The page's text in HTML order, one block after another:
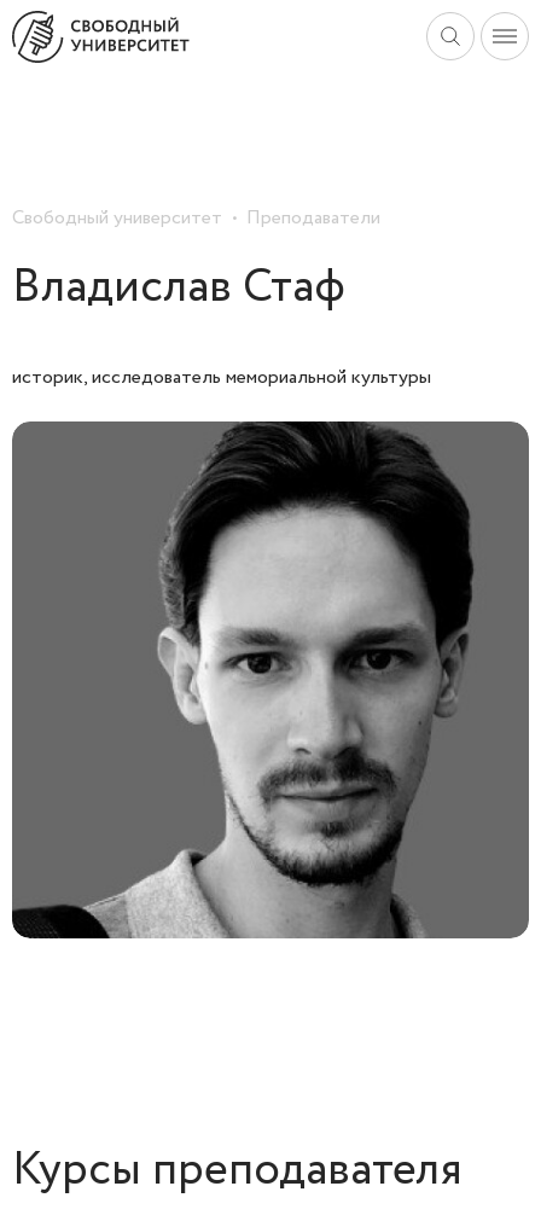
Свободный университет Преподаватели
Владислав Стаф
историк, исследователь мемориальной культуры
Курсы преподавателя